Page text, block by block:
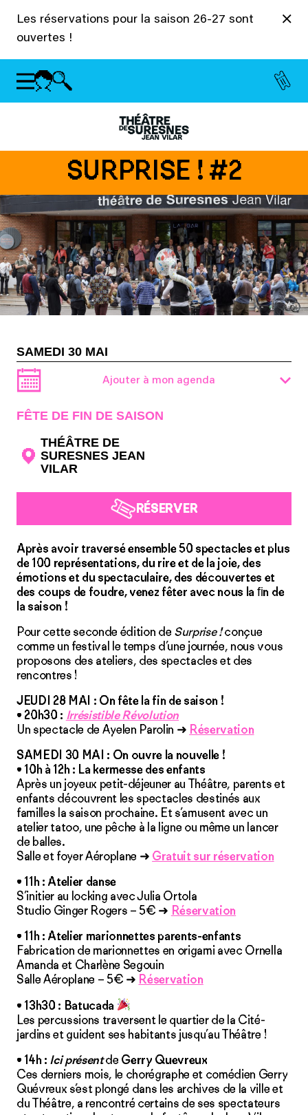
Les réservations pour la saison 26-27 sont
ouvertes !
SURPRISE ! #2
SAMEDI 30 MAI
Ajouter à mon agenda
FÊTE DE FIN DE SAISON
THÉÂTRE DE
SURESNES JEAN
VILAR
RÉSERVER
Après avoir traversé ensemble 50 spectacles et plus
de 100 représentations, du rire et de la joie, des
émotions et du spectaculaire, des découvertes et
des coups de foudre, venez fêter avec nous la ﬁn de
la saison !
Pour cette seconde édition de Surprise !conçue
comme un festival le temps d’une journée, nous vous
proposons des ateliers, des spectacles et des
rencontres !
JEUDI 28 MAI : On fête la fin de saison !
• 20h30 : Irrésistible Révolution
Un spectacle de Ayelen Parolin ➜ Réservation
SAMEDI 30 MAI : On ouvre la nouvelle !
• 10h à 12h : La kermesse des enfants
Après un joyeux petit-déjeuner au Théâtre, parents et
enfants découvrent les spectacles destinés aux
familles la saison prochaine. Et s’amusent avec un
atelier tatoo, une pêche à la ligne ou même un lancer
de balles.
Salle et foyer Aéroplane ➜ Gratuit sur réservation
• 11h : Atelier danse
S’initier au locking avec Julia Ortola
Studio Ginger Rogers – 5€ ➜ Réservation
• 11h : Atelier marionnettes parents-enfants
Fabrication de marionnettes en origami avec Ornella
Amanda et Charlène Segouin
Salle Aéroplane – 5€ ➜ Réservation
• 13h30 : Batucada
Les percussions traversent le quartier de la Cité-
jardins et guident ses habitants jusqu’au Théâtre !
• 14h : Ici présentde Gerry Quevreux
Ces derniers mois, le chorégraphe et comédien Gerry
Quévreux s’est plongé dans les archives de la ville et
du Théâtre, a rencontré certains de ses spectateurs